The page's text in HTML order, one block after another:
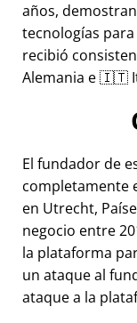
años,
tecnologías
recibió
Alemania e 🇮🇹
El fundador de
completamente
en Utrecht,
negocio entre
la plataforma
un ataque al
ataque a la